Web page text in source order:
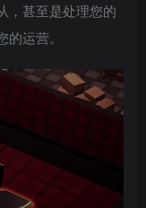
，甚至是处理您的
运营。